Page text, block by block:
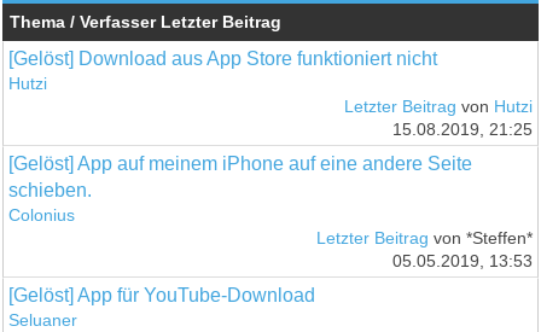
Thema / Verfasser Letzter Beitrag
[Gelöst] Download aus App Store funktioniert nicht
Hutzi
Letzter Beitrag von Hutzi
15.08.2019, 21:25
[Gelöst] App auf meinem iPhone auf eine andere Seite
schieben.
Colonius
Letzter Beitrag von *Steffen*
05.05.2019, 13:53
[Gelöst] App für YouTube-Download
Seluaner